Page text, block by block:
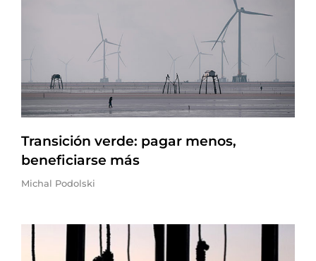
Transición verde: pagar menos,
beneficiarse más
Michal Podolski